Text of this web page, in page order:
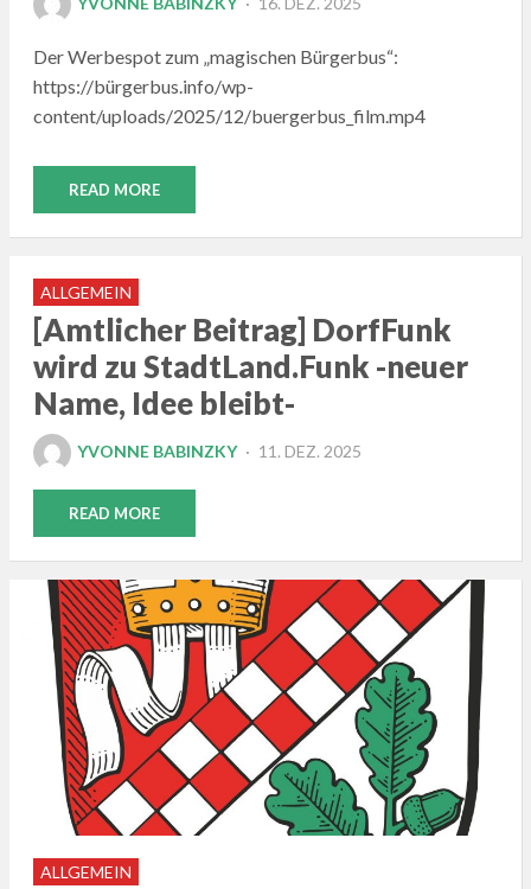
Der Werbespot zum „magischen Bürgerbus“:
https://bürgerbus.info/wp-
content/uploads/2025/12/buergerbus_film.mp4
READ MORE
ALLGEMEIN
[Amtlicher Beitrag] DorfFunk
wird zu StadtLand.Funk -neuer
Name, Idee bleibt-
YVONNE BABINZKY
POSTED
11. DEZ. 2025
READ MORE
ALLGEMEIN